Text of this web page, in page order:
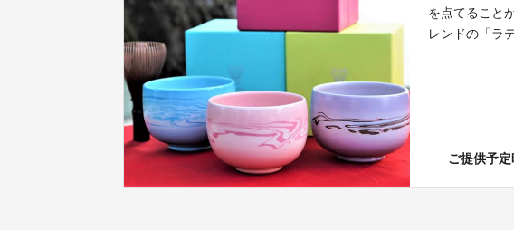
を点てること
レンドの「ラ
ご提供予